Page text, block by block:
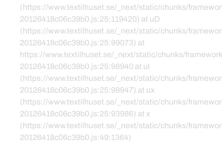
(https://www.textilhuset.se/_next/static/chunks/
20126418c06c39b0.js:25:119420) at uD
(https://www.textilhuset.se/_next/static/chunks/
20126418c06c39b0.js:25:99073) at
https://www.textilhuset.se/_next/static/chunks/
20126418c06c39b0.js:25:98940 at uI
(https://www.textilhuset.se/_next/static/chunks/
20126418c06c39b0.js:25:98947) at ux
(https://www.textilhuset.se/_next/static/chunks/
20126418c06c39b0.js:25:93986) at x
(https://www.textilhuset.se/_next/static/chunks/
20126418c06c39b0.js:49:1364)